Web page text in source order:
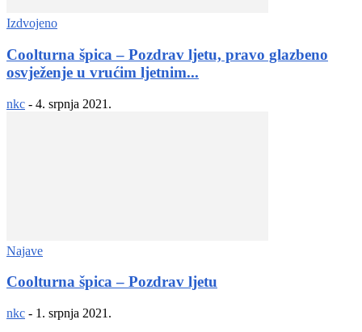
Izdvojeno
Coolturna špica – Pozdrav ljetu, pravo glazbeno
osvježenje u vrućim ljetnim...
nkc - 4. srpnja 2021.
Najave
Coolturna špica – Pozdrav ljetu
nkc - 1. srpnja 2021.